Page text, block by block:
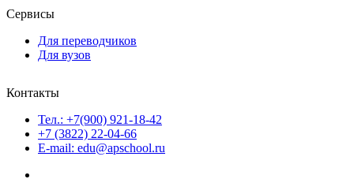
Сервисы
Для переводчиков
Для вузов
Контакты
Тел.: +7(900) 921-18-42
+7 (3822) 22-04-66
E-mail: edu@apschool.ru